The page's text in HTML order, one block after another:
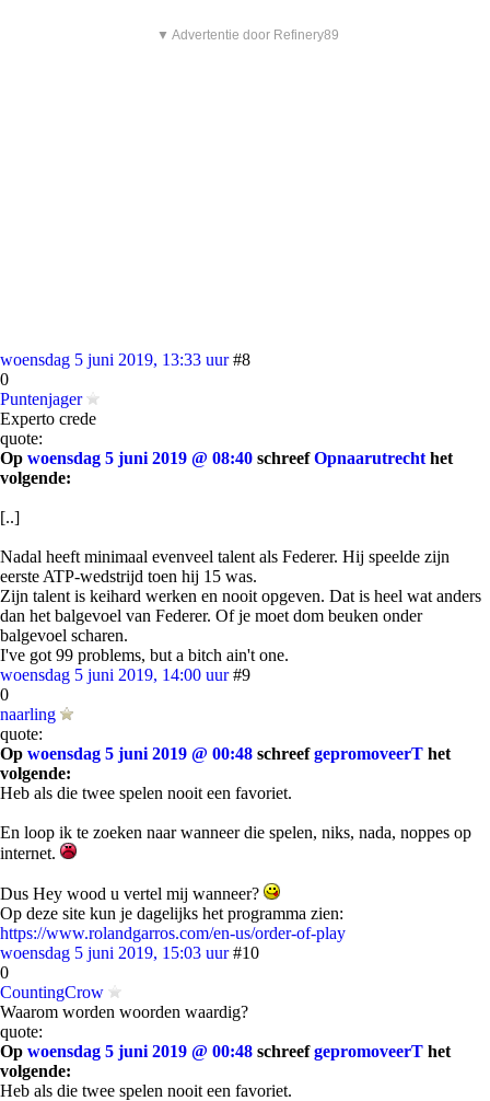
▼ Advertentie door Refinery89
woensdag 5 juni 2019, 13:33 uur #8
0
Puntenjager
Experto crede
quote:
Op woensdag 5 juni 2019 @ 08:40 schreefOpnaarutrecht het
volgende:
[..]
Nadal heeft minimaal evenveel talent als Federer. Hij speelde zijn
eerste ATP-wedstrijd toen hij 15 was.
Zijn talent is keihard werken en nooit opgeven. Dat is heel wat anders
dan het balgevoel van Federer. Of je moet dom beuken onder
balgevoel scharen.
I've got 99 problems, but a bitch ain't one.
woensdag 5 juni 2019, 14:00 uur #9
0
naarling
quote:
Op woensdag 5 juni 2019 @ 00:48 schreefgepromoveerT het
volgende:
Heb als die twee spelen nooit een favoriet.
En loop ik te zoeken naar wanneer die spelen, niks, nada, noppes op
internet.
Dus Hey wood u vertel mij wanneer?
Op deze site kun je dagelijks het programma zien:
https://www.rolandgarros.com/en-us/order-of-play
woensdag 5 juni 2019, 15:03 uur #10
0
CountingCrow
Waarom worden woorden waardig?
quote:
Op woensdag 5 juni 2019 @ 00:48 schreefgepromoveerT het
volgende:
Heb als die twee spelen nooit een favoriet.